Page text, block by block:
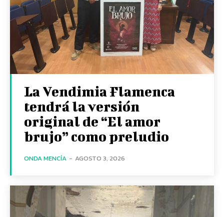
La Vendimia Flamenca
tendrá la versión
original de “El amor
brujo” como preludio
ONDA MENCÍA - AGOSTO 3, 2026